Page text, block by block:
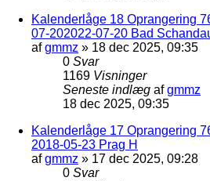
Kalenderlåge 18 Oprangering
07-202022-07-20 Bad
afgmmz » 18 dec 2025, 09:35
0 Svar
1169 Visninger
Seneste indlæg afgmmz
18 dec 2025, 09:35
Kalenderlåge 17 Oprangering
2018-05-23 Prag H
afgmmz » 17 dec 2025, 09:28
0 Svar